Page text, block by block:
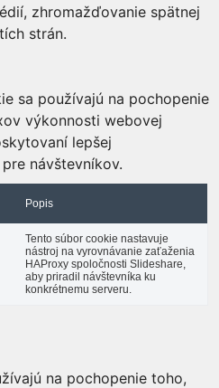
zhromažďovanie spätnej
strán.
sa používajú na pochopenie
výkonnosti webovej
lepšej
návštevníkov.
Popis
Tento súbor cookie nastavuje
nástroj na vyrovnávanie zaťaženia
HAProxy spoločnosti Slideshare,
aby priradil návštevníka ku
konkrétnemu serveru.
na pochopenie toho,